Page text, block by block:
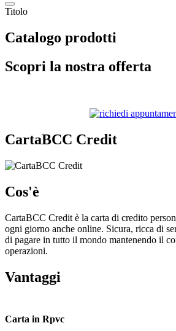
Titolo
Catalogo prodotti
Scopri la nostra offerta
CartaBCC Credit
Cos'è
CartaBCC Credit è la carta di credito
ogni giorno anche online. Sicura, ricca di
di pagare in tutto il mondo mantenendo il
operazioni.
Vantaggi
Carta in Rpvc